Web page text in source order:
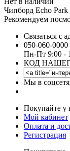
Чипборд Echo
Рекомендуем
Связаться с
050-060-0000
Пн-Пт 9:00 -
КОД
Мы в
Покупайте у
Мой кабинет
Оплата и
Регистрация